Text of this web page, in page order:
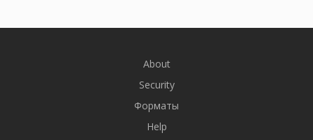
About
Security
Форматы
Help